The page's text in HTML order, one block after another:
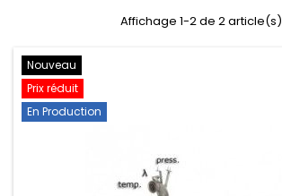
Affichage 1-2 de 2 article(s)
Nouveau
Prix réduit
En Production